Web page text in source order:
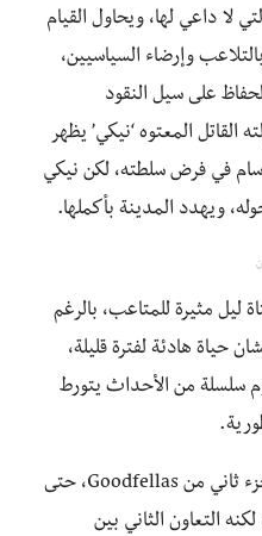
لا داعي لها، ويحاول القيام
وإرضاء السياسيين،
على سيل النقود
القاتل المعتوه ‘نيكي’ يظهر
سام في فرض سلطته، لكن نيكي
ويهدد المدينة بأكملها.
مثيرة للمتاعب، بالرغم
حياة هادئة لفترة قليلة،
سلسلة من الأحداث يتورط
يعد فيلم Casino إلى حد كبير جزء ثاني من Goodfellas، حتى
التعاون الثاني بين